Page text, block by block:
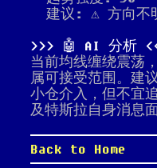
建议: ⚠️ 方向不
🤖 AI 分析
当前均线缠绕震荡
属可接受范围。建
小仓介入，但不宜
及特斯拉自身消息
Back to Home